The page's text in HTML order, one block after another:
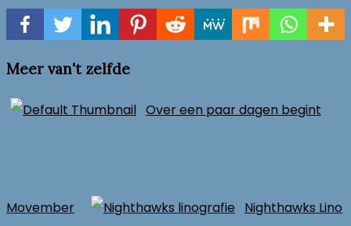
Meer van't zelfde
Over een paar dagen begint
Movember
Nighthawks Lino